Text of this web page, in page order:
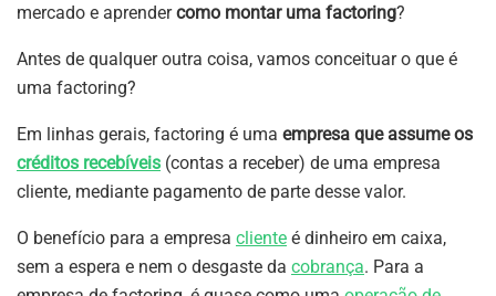
mercado e aprendercomo montar uma factoring?
Antes de qualquer outra coisa, vamos conceituar o que é
uma factoring?
Em linhas gerais, factoring é uma empresa que assume os
créditos recebíveis (contas a receber) de uma empresa
cliente, mediante pagamento de parte desse valor.
O benefício para a empresa cliente é dinheiro em caixa,
sem a espera e nem o desgaste da cobrança. Para a